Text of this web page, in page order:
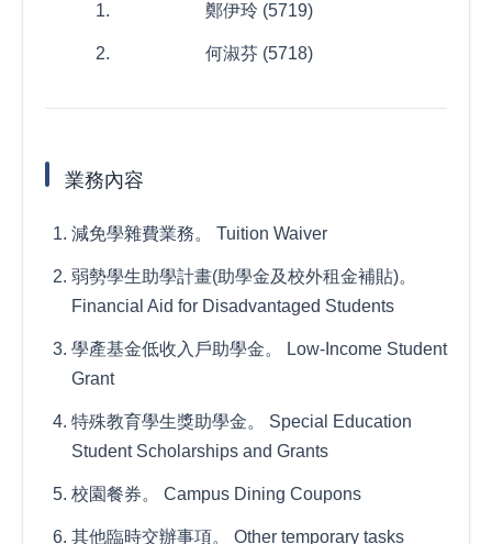
鄭伊玲 (5719)
何淑芬 (5718)
業務內容
減免學雜費業務。 Tuition Waiver
弱勢學生助學計畫(助學金及校外租金補貼)。
Financial Aid for Disadvantaged Students
學產基金低收入戶助學金。 Low-Income Student
Grant
特殊教育學生獎助學金。 Special Education
Student Scholarships and Grants
校園餐券。 Campus Dining Coupons
其他臨時交辦事項。 Other temporary tasks